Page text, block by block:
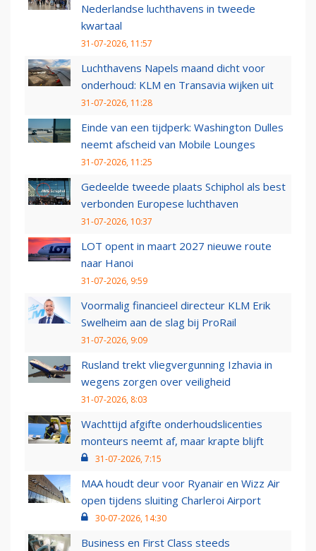
Nederlandse luchthavens in tweede
kwartaal
31-07-2026, 11:57
Luchthavens Napels maand dicht voor
onderhoud: KLM en Transavia wijken uit
31-07-2026, 11:28
Einde van een tijdperk: Washington Dulles
neemt afscheid van Mobile Lounges
31-07-2026, 11:25
Gedeelde tweede plaats Schiphol als best
verbonden Europese luchthaven
31-07-2026, 10:37
LOT opent in maart 2027 nieuwe route
naar Hanoi
31-07-2026, 9:59
Voormalig financieel directeur KLM Erik
Swelheim aan de slag bij ProRail
31-07-2026, 9:09
Rusland trekt vliegvergunning Izhavia in
wegens zorgen over veiligheid
31-07-2026, 8:03
Wachttijd afgifte onderhoudslicenties
monteurs neemt af, maar krapte blijft
31-07-2026, 7:15
MAA houdt deur voor Ryanair en Wizz Air
open tijdens sluiting Charleroi Airport
30-07-2026, 14:30
Business en First Class steeds